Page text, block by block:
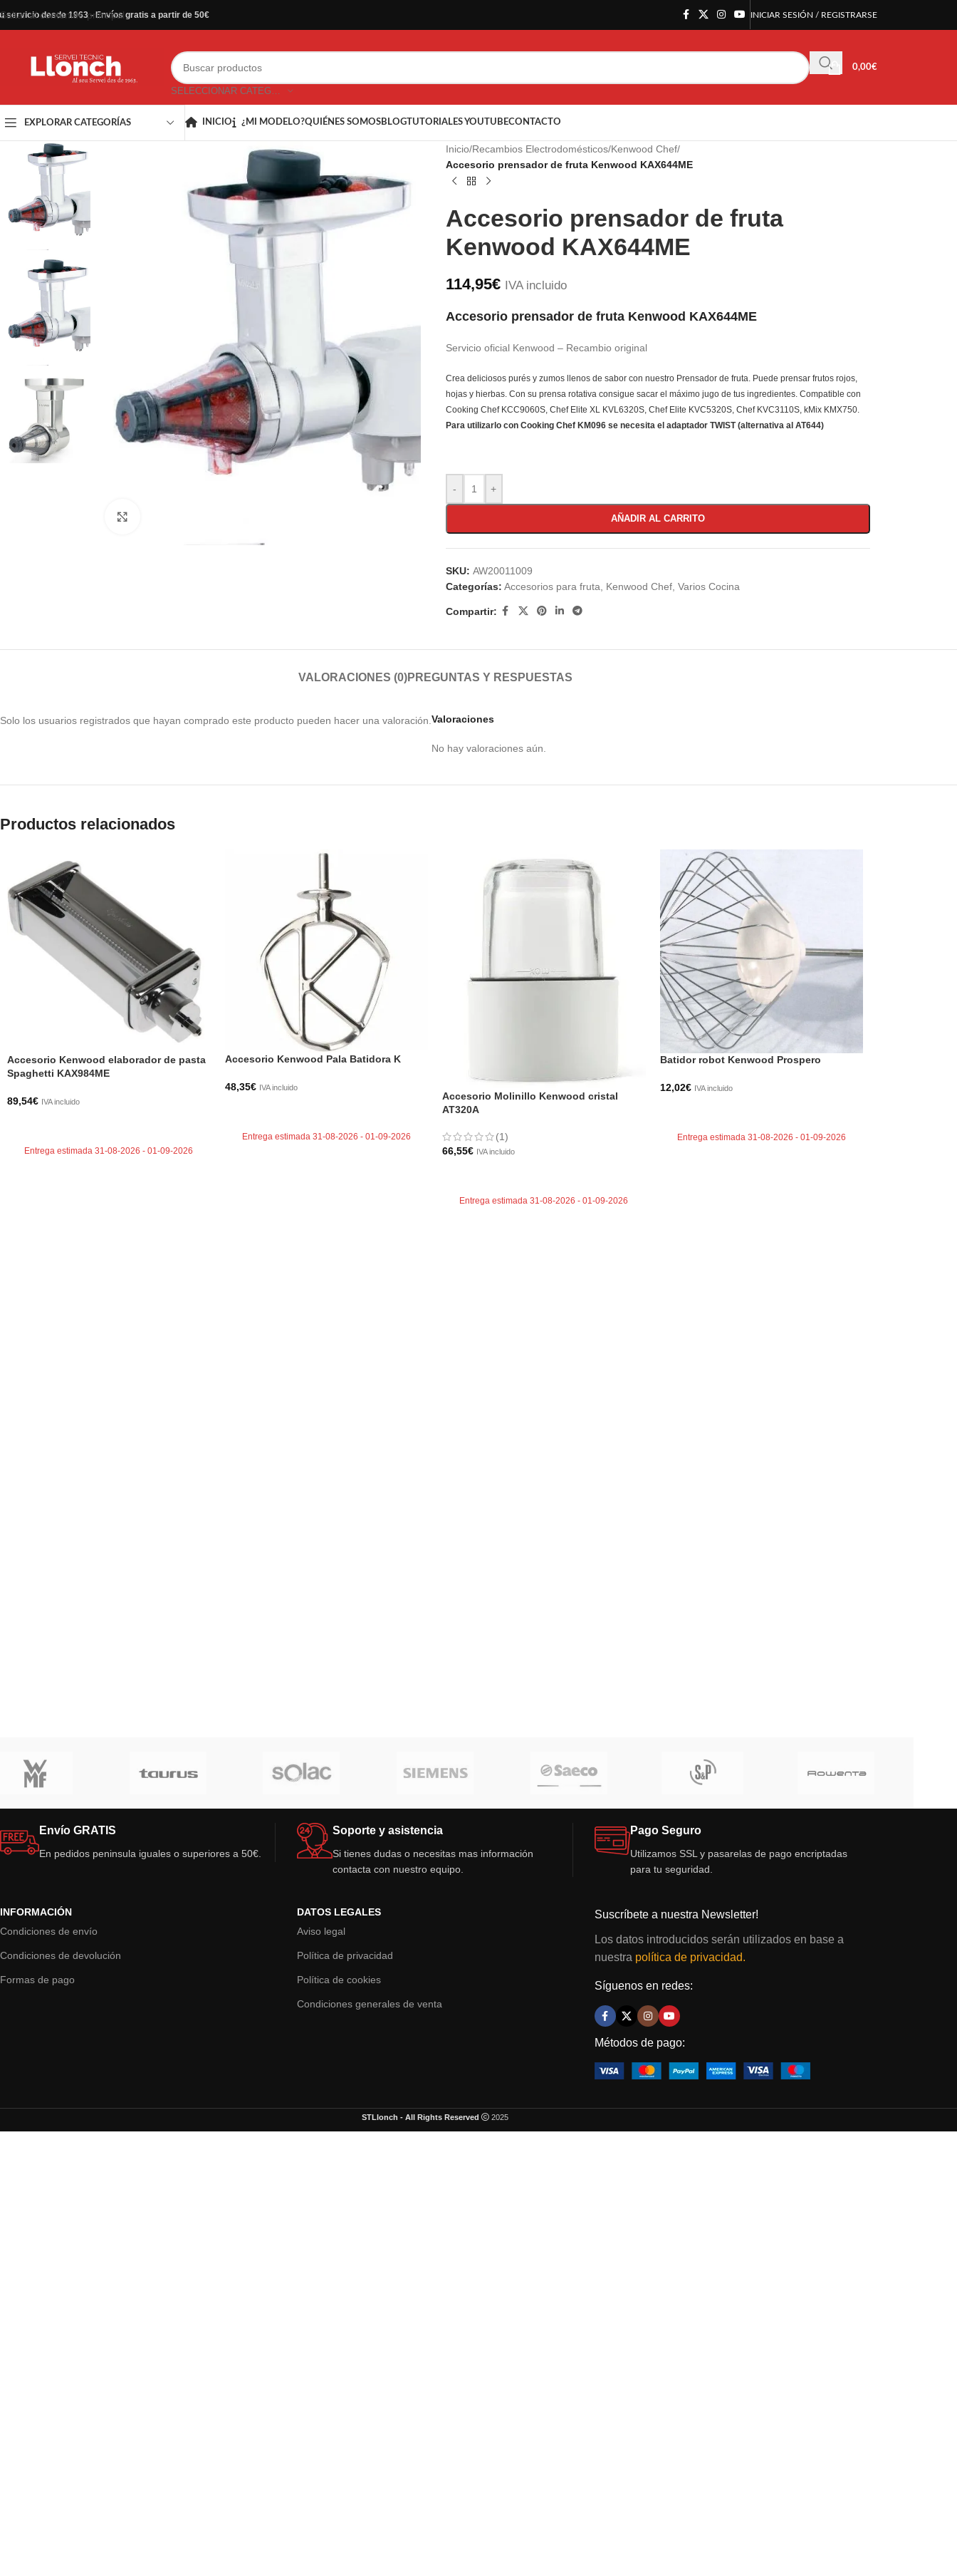
Saltar al contenido principal
servicio desde 1963 - Envíos gratis a partir de 50€ INICIAR SESIÓN / REGISTRARSE
0,00€
EXPLORAR CATEGORÍAS INICIO ¿MI MODELO?QUIÉNES SOMOSBLOGTUTORIALES YOUTUBECONTACTO
Inicio/Recambios Electrodomésticos/Kenwood Chef/
Accesorio prensador de fruta Kenwood KAX644ME
Accesorio prensador de fruta
Kenwood KAX644ME
114,95€ IVA incluido
Accesorio prensador de fruta Kenwood KAX644ME
Servicio oficial Kenwood – Recambio original
Crea deliciosos purés y zumos llenos de sabor con nuestro Prensador de fruta. Puede prensar frutos rojos,
hojas y hierbas. Con su prensa rotativa consigue sacar el máximo jugo de tus ingredientes. Compatible con
Cooking Chef KCC9060S, Chef Elite XL KVL6320S, Chef Elite KVC5320S, Chef KVC3110S, kMix KMX750.
Para utilizarlo con Cooking Chef KM096 se necesita el adaptador TWIST(alternativa al AT644)
- +
AÑADIR AL CARRITO
SKU: AW20011009
Categorías: Accesorios para fruta Kenwood Chef, Varios Cocina
Compartir:
VALORACIONES (0)PREGUNTAS Y RESPUESTAS
Valoraciones
No hay valoraciones aún.
Solo los usuarios registrados que hayan comprado este producto pueden hacer una valoración.
Productos relacionados
Accesorio Kenwood elaborador de pasta
Spaghetti KAX984ME
89,54€ IVA incluido
Entrega estimada 31-08-2026 - 01-09-2026
Accesorio Kenwood Pala Batidora K
48,35€ IVA incluido
Entrega estimada 31-08-2026 - 01-09-2026
Accesorio Molinillo Kenwood cristal
AT320A
(1)
66,55€ IVA incluido
Entrega estimada 31-08-2026 - 01-09-2026
Batidor robot Kenwood Prospero
12,02€ IVA incluido
Entrega estimada 31-08-2026 - 01-09-2026
Envío GRATIS
En pedidos peninsula iguales o superiores a 50€.
Soporte y asistencia
Si tienes dudas o necesitas mas información
contacta con nuestro equipo.
Pago Seguro
Utilizamos SSL y pasarelas de pago encriptadas
para tu seguridad.
INFORMACIÓN
Condiciones de envío
Condiciones de devolución
Formas de pago
DATOS LEGALES
Aviso legal
Política de privacidad
Política de cookies
Condiciones generales de venta
Suscríbete a nuestra Newsletter!
Los datos introducidos serán utilizados en base a
nuestra política de privacidad.
Síguenos en redes:
Métodos de pago:
STLlonch - All Rights Reserved 2025